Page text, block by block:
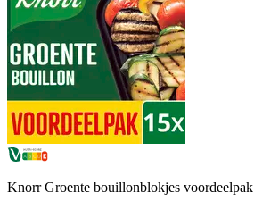
Knorr Groente bouillonblokjes voordeelpak